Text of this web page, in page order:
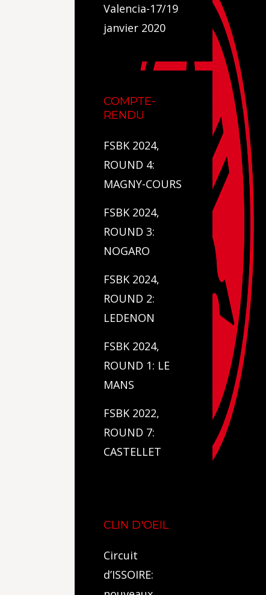
Valencia-17/19
janvier 2020
COMPTE-
RENDU
FSBK 2024,
ROUND 4:
MAGNY-COURS
FSBK 2024,
ROUND 3:
NOGARO
FSBK 2024,
ROUND 2:
LEDENON
FSBK 2024,
ROUND 1: LE
MANS
FSBK 2022,
ROUND 7:
CASTELLET
CLIN D'OEIL
Circuit
d’ISSOIRE: